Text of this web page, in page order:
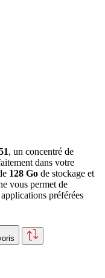
, un concentré de
dans votre
128 Go de stockage et
vous permet de
préférées